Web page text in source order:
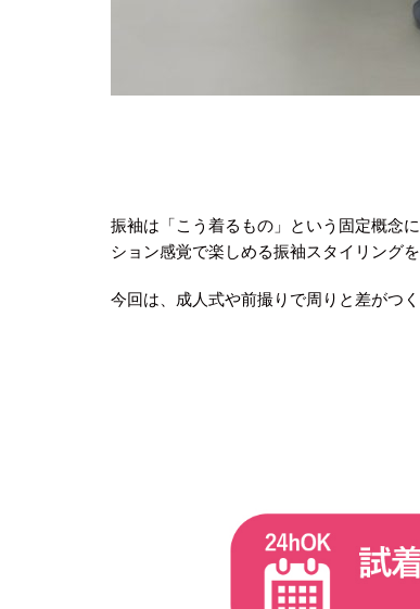
振袖は「こう着るもの」という固定概念
ション感覚で楽しめる振袖スタイリング
今回は、成人式や前撮りで周りと差がつ